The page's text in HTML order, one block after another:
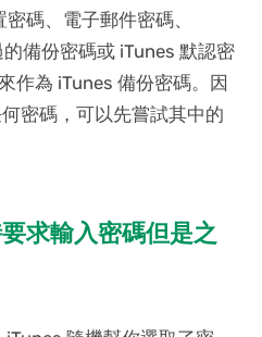
碼、電子郵件密碼、
備份密碼或 iTunes 默認密
作為 iTunes 備份密碼。因
密碼，可以先嘗試其中的
求輸入密碼但是之